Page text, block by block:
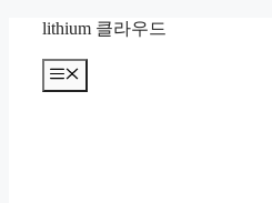
lithium 클라우드
메
뉴